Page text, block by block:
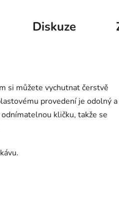
Diskuze
si můžete vychutnat čerstvě
provedení je odolný a
kličku, takže se